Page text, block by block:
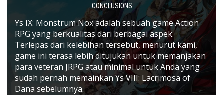
CONCLUSIONS
Ys IX: Monstrum Nox adalah sebuah game Action
RPG yang berkualitas dari berbagai aspek.
Terlepas dari kelebihan tersebut, menurut kami,
game ini terasa lebih ditujukan untuk memanjakan
para veteran JRPG atau minimal untuk Anda yang
sudah pernah memainkan Ys VIII: Lacrimosa of
Dana sebelumnya.